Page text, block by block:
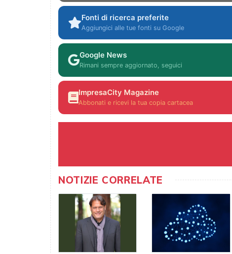
Fonti di ricerca preferite
Aggiungici alle tue fonti su Google
Google News
Rimani sempre aggiornato, seguici
ImpresaCity Magazine
Abbonati e ricevi la tua copia cartacea
NOTIZIE CORRELATE